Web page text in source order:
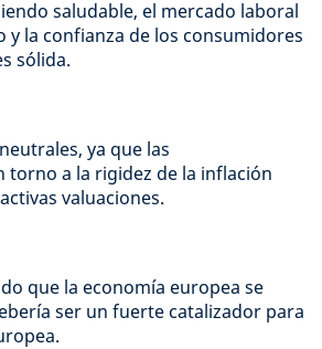
saludable, el mercado laboral
y la confianza de los consumidores
sólida.
ya que las
torno a la rigidez de la inflación
valuaciones.
que la economía europea se
ser un fuerte catalizador para